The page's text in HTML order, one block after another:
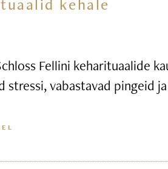
kehale
Fellini keharituaalide
vabastavad pingeid